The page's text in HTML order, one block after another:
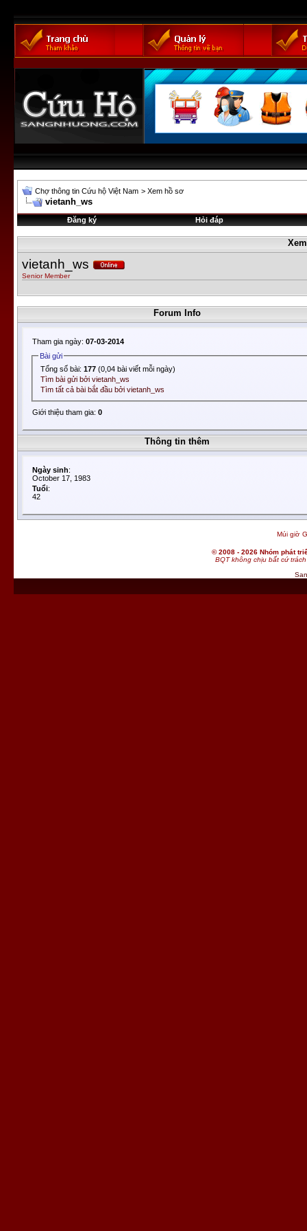
Chợ thông tin Cứu hộ Việt Nam > Xem hồ sơ
vietanh_ws
Đăng ký Hỏi đáp
vietanh_ws
Senior Member
Forum Info
Tham gia ngày: 07-03-2014
Bài gửi
Tổng số bài:177 (0,04 bài viết mỗi ngày)
Tìm bài gửi bởi vietanh_ws
Tìm tất cả bài bắt đầu bởi vietanh_ws
Giới thiệu tham gia: 0
Thông tin thêm
Ngày sinh:
October 17, 1983
Tuổi:
42
Múi giờ
© 2008 - 2026 Nhóm phát
BQT không chịu bất cứ